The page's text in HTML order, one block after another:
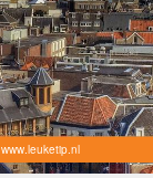
www.leuketip.nl